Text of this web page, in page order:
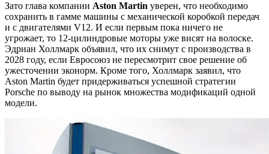
Зато глава компании Aston Martin уверен, что необходимо
сохранить в гамме машины с механической коробкой передач
и с двигателями V12. И если первым пока ничего не
угрожает, то 12-цилиндровые моторы уже висят на волоске.
Эдриан Холлмарк объявил, что их снимут с производства в
2028 году, если Евросоюз не пересмотрит свое решение об
ужесточении эконорм. Кроме того, Холлмарк заявил, что
Aston Martin будет придерживаться успешной стратегии
Porsche по выводу на рынок множества модификаций одной
модели.